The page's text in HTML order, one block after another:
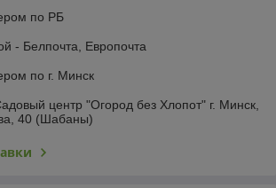
по РБ
- Белпочта, Европочта
по г. Минск
центр "Огород без Хлопот" г. Минск,
40 (Шабаны)